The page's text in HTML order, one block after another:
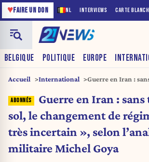
NL INTERVIEWS CARTE
♥FAIRE UN DON
BELGIQUE POLITIQUE EUROPE
Accueil International
Guerre en Iran :
incertain », selon
Michel Goya
Guerre en Iran : sans
sol, le changement de
très incertain », selon
militaire Michel Goya